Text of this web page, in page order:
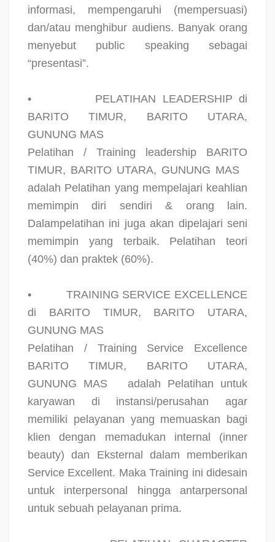
informasi, mempengaruhi (mempersuasi)
dan/atau menghibur audiens. Banyak orang
menyebut public speaking sebagai
“presentasi”.
•
PELATIHAN LEADERSHIP di
BARITO TIMUR, BARITO UTARA,
GUNUNG MAS
Pelatihan / Training leadership BARITO
TIMUR, BARITO UTARA, GUNUNG MAS
adalah Pelatihan yang mempelajari keahlian
memimpin diri sendiri & orang lain.
Dalampelatihan ini juga akan dipelajari seni
memimpin yang terbaik. Pelatihan teori
(40%) dan praktek (60%).
•
TRAINING SERVICE EXCELLENCE
di BARITO TIMUR, BARITO UTARA,
GUNUNG MAS
Pelatihan / Training Service Excellence
BARITO TIMUR, BARITO UTARA,
GUNUNG MAS
adalah Pelatihan untuk
karyawan di instansi/perusahan agar
memiliki pelayanan yang memuaskan bagi
klien dengan memadukan internal (inner
beauty) dan Eksternal dalam memberikan
Service Excellent. Maka Training ini didesain
untuk interpersonal hingga antarpersonal
untuk sebuah pelayanan prima.